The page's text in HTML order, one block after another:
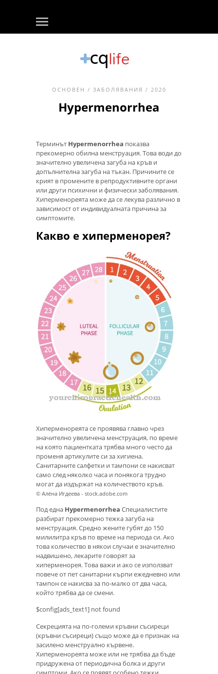
ОСНОВЕН / ЗАБОЛЯВАНИЯ / 2020
Hypermenorrhea
Терминът Hypermenorrhea показва
прекомерно обилна менструация. Това води до
значително увеличена загуба на кръв и
допълнителна загуба на тъкан. Причините се
крият в промените в репродуктивните органи
или други психични и физически заболявания.
Хиперменореята може да се лекува различно в
зависимост от индивидуалната причина за
симптомите.
Какво е хиперменорея?
Хиперменореята се проявява главно чрез
значително увеличена менструация, по време
на която пациентката трябва много често да
променя артикулите си за хигиена.
Санитарните салфетки и тампони се накисват
само след няколко часа и понякога трудно
могат да издържат на количеството кръв.
© Алёна Игдеева - stock.adobe.com
Под една Hypermenorrhea Специалистите
разбират прекомерно тежка загуба на
менструация. Средно жените губят до 150
милилитра кръв по време на периода си. Ако
това количество в някои случаи е значително
надвишено, лекарите говорят за
хиперменорея. Това важи и ако се използват
повече от пет санитарни кърпи ежедневно или
тампон се накисва за по-малко от два часа,
който трябва да се смени.
$config[ads_text1] not found
Секрецията на по-големи кръвни съсиреци
(кръвни съсиреци) също може да е признак на
засилено менструално кървене.
Хиперменореята може или не трябва да бъде
придружена от периодична болка и други